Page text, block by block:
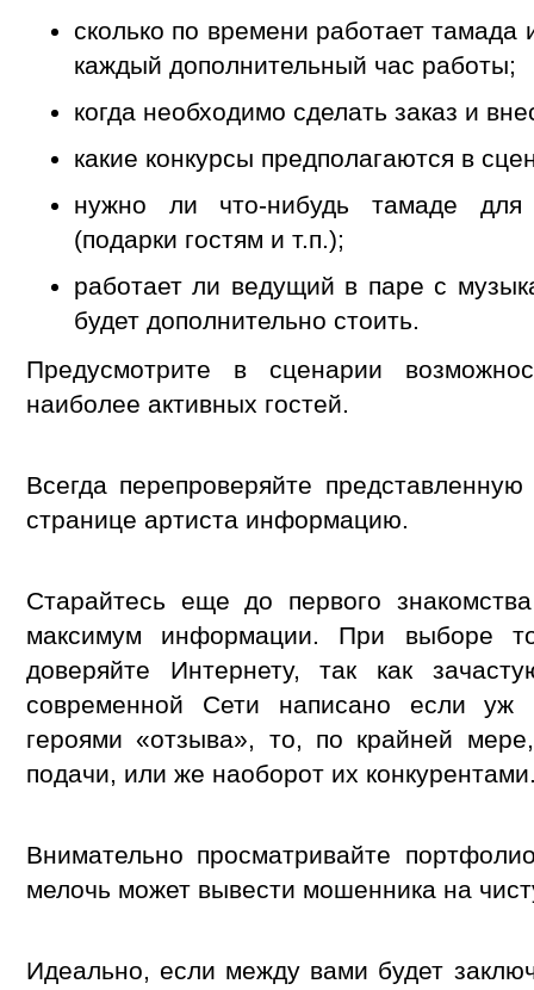
сколько по времени работает тамада
каждый дополнительный час работы;
когда необходимо сделать заказ и
какие конкурсы предполагаются в
нужно ли что-нибудь тамаде для
(подарки гостям и т.п.);
работает ли ведущий в паре с
будет дополнительно стоить.
Предусмотрите в сценарии
наиболее активных гостей.
Всегда перепроверяйте
странице артиста информацию.
Старайтесь еще до первого
максимум информации. При выборе
доверяйте Интернету, так как
современной Сети написано если
героями «отзыва», то, по крайней
подачи, или же наоборот их
Внимательно просматривайте
мелочь может вывести мошенника на
Идеально, если между вами будет